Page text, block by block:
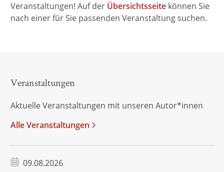
Veranstaltungen! Auf der Übersichtsseite können Sie
nach einer für Sie passenden Veranstaltung suchen.
Veranstaltungen
Aktuelle Veranstaltungen mit unseren Autor*innen
Alle Veranstaltungen
09.08.2026